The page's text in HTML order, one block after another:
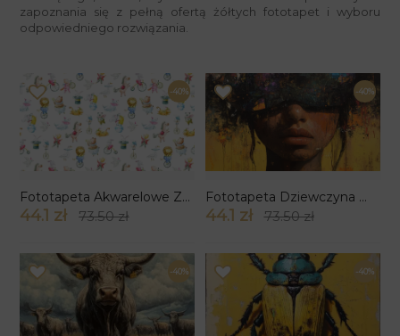
zapoznania się z pełną ofertą żółtych fototapet i wyboru
odpowiedniego rozwiązania.
-40%
Fototapeta Akwarelowe Zwierzątka w Bajkowym Ogrodzie
44.1 zł 73.50 zł
-40%
Fototapeta Dziewczyna W Kolorowych Okularach
44.1 zł 73.50 zł
-40% -40%